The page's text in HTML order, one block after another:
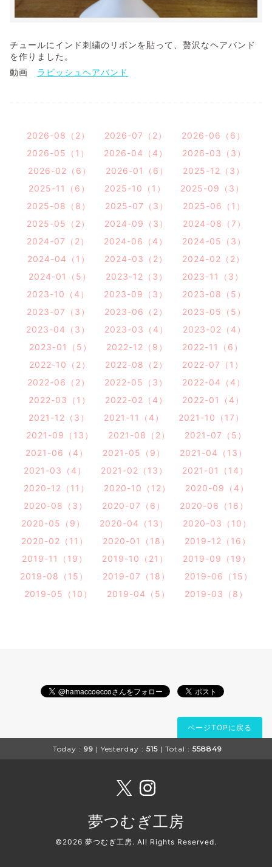
チュールにインド刺繍のリボンを貼って、贅沢なヘアバンド
を作りました。
動画 ラビッシュヘアバンド
2026-08（2） 2026-07（2）
2026-06（6）
2026-05（1）
2026-04（4）
2026-03（3）
2026-02（6）
2026-01（6）
2025-12（3）
2025-11（6）
2025-10（1）
2025-09（3）
2025-08（8）
2025-07（3）
2025-06（1）
2025-05（2）
2024-09（3）
2024-08（7）
2024-07（2）
2024-06（4）
2024-05（3）
2024-04（1）
2024-03（2）
2024-02（2）
2024-01（5）
2023-12（3）
2023-11（3）
2023-10（4）
2023-09（3）
2023-08（5）
2023-07（3）
2023-06（2）
2023-05（5）
2023-04（3）
2023-03（4）
2023-02（4）
2023-01（5）
2022-12（9）
2022-11（6）
2022-10（2）
2022-08（2）
2022-07（1）
2022-06（2）
2022-05（3）
2022-04（4）
2022-03（1）
2022-02（4）
2022-01（4）
2021-12（3）
2021-11（4）
2021-10（17）
2021-09（13）
2021-08（2）
2021-07（5）
2021-06（4）
2021-05（9）
2021-04（13）
2021-03（4）
2021-02（13）
2021-01（14）
2020-12（11）
2020-10（12）
2020-09（4）
2020-08（3）
2020-07（6）
2020-06（16）
2020-05（9）
2020-04（13）
2020-03（10）
2020-02（11）
2020-01（18）
2019-12（16）
2019-11（19）
2019-10（21）
2019-09（19）
2019-08（15）
2019-07（18）
2019-06（15）
2019-05（10）
2019-04（5） 2019-03（8）
ページTOPに戻る
Today : 99 | Yesterday : 515 | Total : 558849
夢つむぎ工房
©2026 夢つむぎ工房. All Rights Reserved.